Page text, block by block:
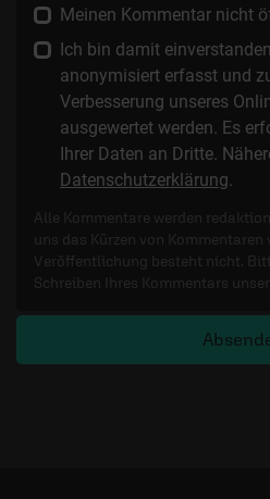
Meinen Kommentar nicht
Ich bin damit
anonymisiert erfasst und
Verbesserung unseres
ausgewertet werden. Es
Ihrer Daten an Dritte.
Datenschutzerklärung.
Alle Kommentare werden
uns das Kürzen von Kommentaren
Veröffentlichung besteht nicht.
Schreiben Ihres Kommentars